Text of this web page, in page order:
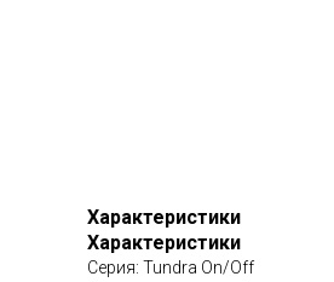
Характеристики
Характеристики
Серия: Tundra On/Off